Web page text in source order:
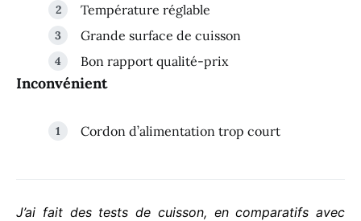
Température réglable
Grande surface de cuisson
Bon rapport qualité-prix
Inconvénient
Cordon d’alimentation trop court
J’ai fait des tests de cuisson, en comparatifs avec